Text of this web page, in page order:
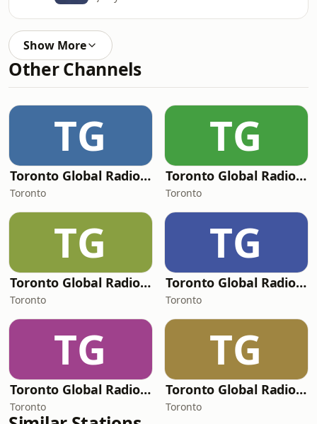
Show More
Other Channels
TG
Toronto Global Radio - Urban
Toronto
TG
Toronto Global Radio - Euro & Freestyle
Toronto
TG
Toronto Global Radio - House
Toronto
TG
Toronto Global Radio - Rock
Toronto
TG
Toronto Global Radio - EDM
Toronto
TG
Toronto Global Radio - Trance
Toronto